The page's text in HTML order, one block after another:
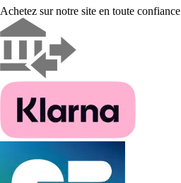
Achetez sur notre site en toute confiance